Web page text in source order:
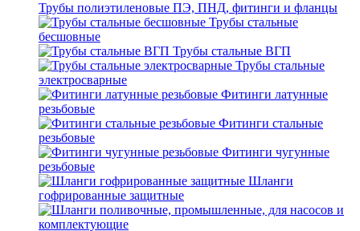
Трубы полиэтиленовые ПЭ, ПНД, фитинги и фланцы
Трубы стальные
бесшовные
Трубы стальные ВГП
Трубы стальные
электросварные
Фитинги латунные
резьбовые
Фитинги стальные
резьбовые
Фитинги чугунные
резьбовые
Шланги
гофрированные защитные